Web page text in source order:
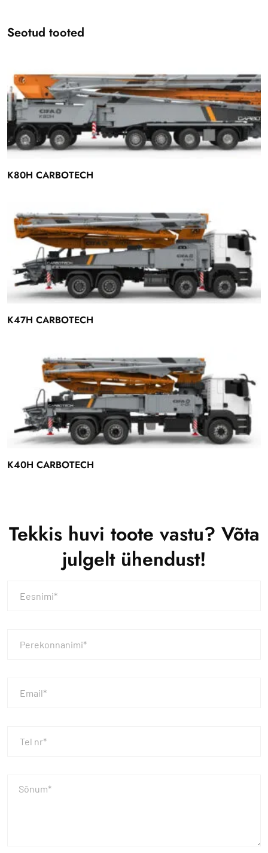
Seotud tooted
K80H CARBOTECH
K47H CARBOTECH
K40H CARBOTECH
Tekkis huvi toote vastu? Võta
julgelt ühendust!